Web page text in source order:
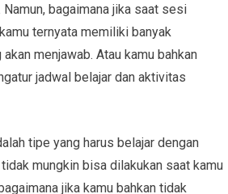
bagaimana jika saat sesi
ternyata memiliki banyak
menjawab. Atau kamu bahkan
jadwal belajar dan aktivitas
tipe yang harus belajar dengan
mungkin bisa dilakukan saat kamu
jika kamu bahkan tidak